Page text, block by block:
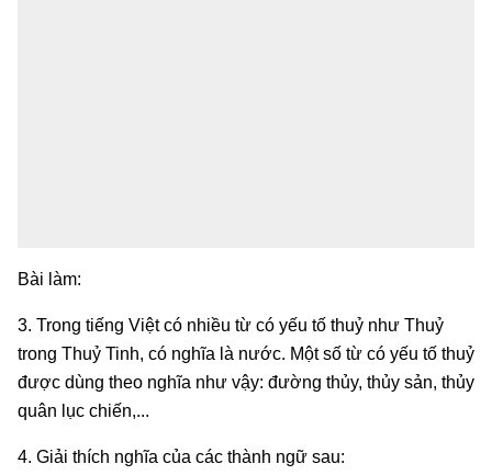
Bài làm:
3. Trong tiếng Việt có nhiều từ có yếu tố thuỷ như Thuỷ
trong Thuỷ Tinh, có nghĩa là nước. Một số từ có yếu tố thuỷ
được dùng theo nghĩa như vậy: đường thủy, thủy sản, thủy
quân lục chiến,...
4. Giải thích nghĩa của các thành ngữ sau: